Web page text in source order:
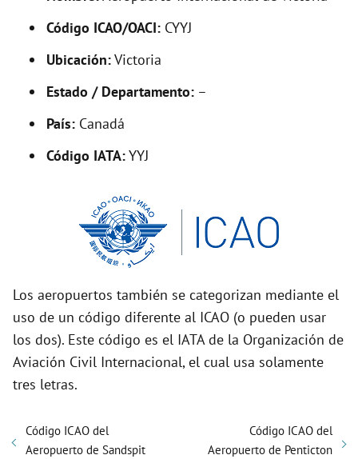
V
o
Código ICAO/OACI: CYYJ
Ubicación:Victoria
Estado / Departamento: –
País: Canadá
Código IATA:YYJ
Los aeropuertos también se categorizan mediante el
uso de un código diferente al ICAO (o pueden usar
los dos). Este código es el IATA de la Organización de
Aviación Civil Internacional, el cual usa solamente
tres letras.
Código ICAO del
Aeropuerto de Sandspit
Código ICAO del
Aeropuerto de Penticton